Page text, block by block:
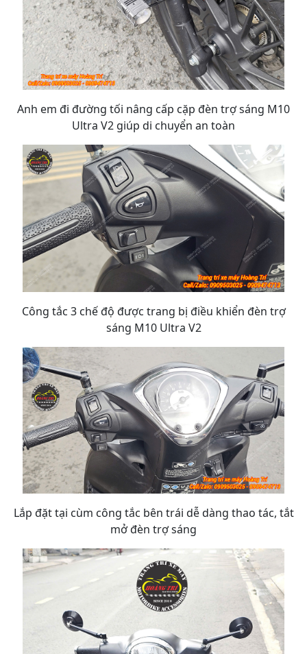
Anh em đi đường tối nâng cấp cặp đèn trợ sáng M10
Ultra V2 giúp di chuyển an toàn
Công tắc 3 chế độ được trang bị điều khiển đèn trợ
sáng M10 Ultra V2
Lắp đặt tại cùm công tắc bên trái dễ dàng thao tác, tắt
mở đèn trợ sáng